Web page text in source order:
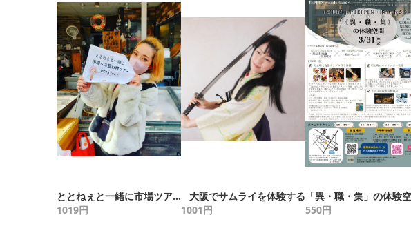
ととねぇと一緒に市場ツアー
1019円
大阪でサムライを体験する
1001円
550円